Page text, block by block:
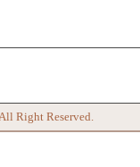
All Right Reserved.